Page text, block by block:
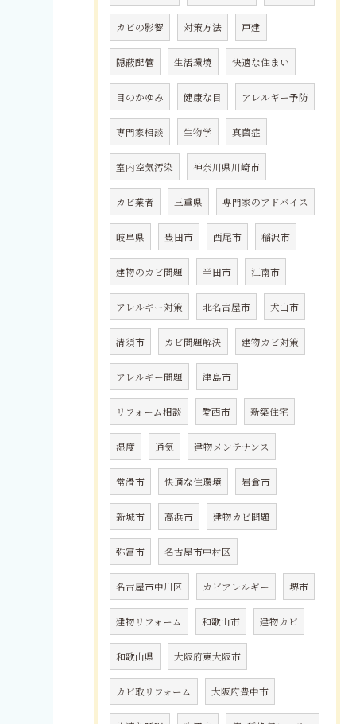
カビの影響 対策方法 戸建
隠蔽配管 生活環境 快適な住まい
目のかゆみ 健康な目 アレルギー予防
専門家相談 生物学 真菌症
室内空気汚染 神奈川県川崎市
カビ業者 三重県 専門家のアドバイス
岐阜県 豊田市 西尾市 稲沢市
建物のカビ問題 半田市 江南市
アレルギー対策 北名古屋市 犬山市
清須市 カビ問題解決 建物カビ対策
アレルギー問題 津島市
リフォーム相談 愛西市 新築住宅
湿度 通気 建物メンテナンス
常滑市 快適な住環境 岩倉市
新城市 高浜市 建物カビ問題
弥富市 名古屋市中村区
名古屋市中川区 カビアレルギー 堺市
建物リフォーム 和歌山市 建物カビ
和歌山県 大阪府東大阪市
カビ取リフォーム 大阪府豊中市